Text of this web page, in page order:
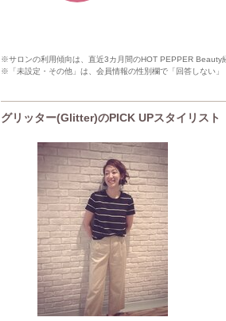
※サロンの利用傾向は、直近3カ月間のHOT PEPPER Beauty
※「未設定・その他」は、会員情報の性別欄で「回答しない
グリッター(Glitter)のPICK UPスタイリスト